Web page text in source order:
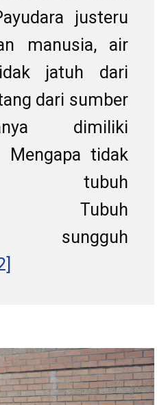
justeru
manusia, air
jatuh dari
dari sumber
dimiliki
Mengapa tidak
tubuh
Tubuh
sungguh